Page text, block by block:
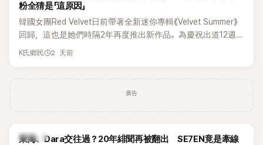
粉全猜是「這原因」
韓國女團Red Velvet日前帶著全新迷你專輯《Velvet Summer》
回歸，這也是她們時隔2年再度推出新作品。為慶祝出道12週
年，五位成員也一連舉辦三場粉絲演唱會，與粉絲共同回顧經
K氏鄉民 2 天前
廣告
K-POP
東海、Dara交往過？20年緋聞再被翻出 SE7EN竟是牽線